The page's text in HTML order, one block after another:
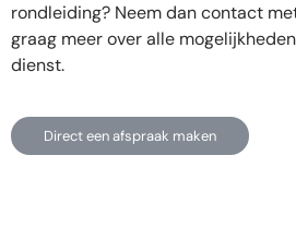
rondleiding? Neem dan contact
graag meer over alle
dienst.
Direct een afspraak maken